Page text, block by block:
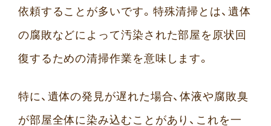
依頼することが多いです。特殊清掃とは、遺体
の腐敗などによって汚染された部屋を原状回
復するための清掃作業を意味します。
特に、遺体の発見が遅れた場合、体液や腐敗臭
が部屋全体に染み込むことがあり、これを一